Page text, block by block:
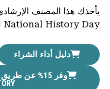
يأخذك هذا المصنف
National History Day ناجحة.
دليل أداء الشراء